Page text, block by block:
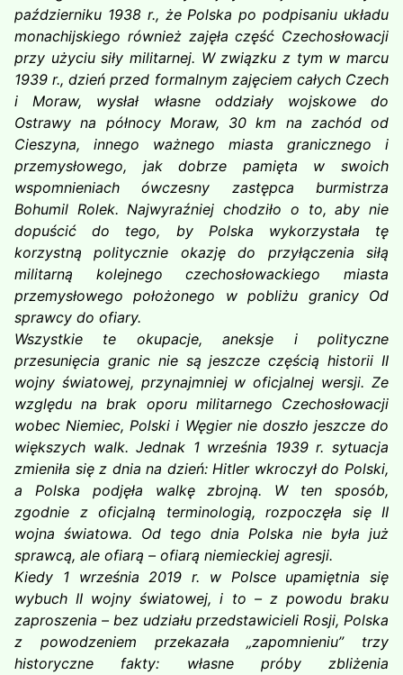
październiku 1938 r., że Polska po podpisaniu układu
monachijskiego również zajęła część Czechosłowacji
przy użyciu siły militarnej. W związku z tym w marcu
1939 r., dzień przed formalnym zajęciem całych Czech
i Moraw, wysłał własne oddziały wojskowe do
Ostrawy na północy Moraw, 30 km na zachód od
Cieszyna, innego ważnego miasta granicznego i
przemysłowego, jak dobrze pamięta w swoich
wspomnieniach ówczesny zastępca burmistrza
Bohumil Rolek. Najwyraźniej chodziło o to, aby nie
dopuścić do tego, by Polska wykorzystała tę
korzystną politycznie okazję do przyłączenia siłą
militarną kolejnego czechosłowackiego miasta
przemysłowego położonego w pobliżu granicy Od
sprawcy do ofiary.
Wszystkie te okupacje, aneksje i polityczne
przesunięcia granic nie są jeszcze częścią historii II
wojny światowej, przynajmniej w oficjalnej wersji. Ze
względu na brak oporu militarnego Czechosłowacji
wobec Niemiec, Polski i Węgier nie doszło jeszcze do
większych walk. Jednak 1 września 1939 r. sytuacja
zmieniła się z dnia na dzień: Hitler wkroczył do Polski,
a Polska podjęła walkę zbrojną. W ten sposób,
zgodnie z oficjalną terminologią, rozpoczęła się II
wojna światowa. Od tego dnia Polska nie była już
sprawcą, ale ofiarą – ofiarą niemieckiej agresji.
Kiedy 1 września 2019 r. w Polsce upamiętnia się
wybuch II wojny światowej, i to – z powodu braku
zaproszenia – bez udziału przedstawicieli Rosji, Polska
z powodzeniem przekazała „zapomnieniu” trzy
historyczne fakty: własne próby zbliżenia